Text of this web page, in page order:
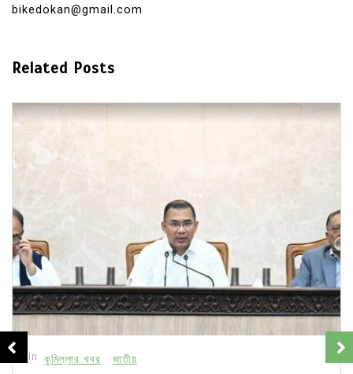
bikedokan@gmail.com
Related Posts
In কুমিল্লার খবর জাতীয়